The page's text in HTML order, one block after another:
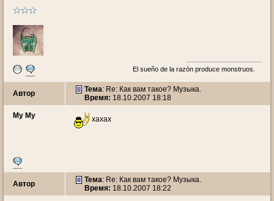
El sueño de la razón produce monstruos.
Автор Тема: Re: Как вам такое? Музыка.
Время: 18.10.2007 18:18
My My хахах
Автор Тема: Re: Как вам такое? Музыка.
Время: 18.10.2007 18:22